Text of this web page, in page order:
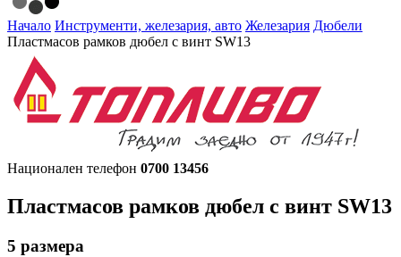
Начало Инструменти, железария, авто Железария Дюбели
Пластмасов рамков дюбел с винт SW13
Национален телефон 0700 13456
Пластмасов рамков дюбел с винт SW13
5 размера